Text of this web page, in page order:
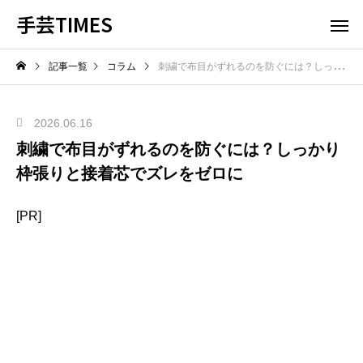
手芸TIMES
記事一覧 コラム 刺繍で布目がずれるのを防ぐには？しっかり枠張りと接着芯でズレをゼロに
2026.06.16
刺繍で布目がずれるのを防ぐには？しっかり
枠張りと接着芯でズレをゼロに
[PR]